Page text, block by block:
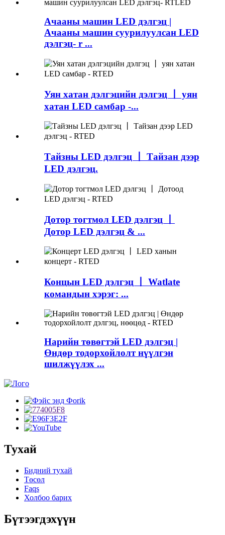
Ачааны машин LED дэлгэц |
Ачааны машин суурилуулсан LED
дэлгэц- r ...
Уян хатан дэлгэцийн дэлгэц 丨 уян
хатан LED самбар -...
Тайзны LED дэлгэц 丨 Тайзан дээр
LED дэлгэц.
Дотор тогтмол LED дэлгэц 丨
Дотор LED дэлгэц & ...
Концын LED дэлгэц 丨 Watlate
командын хэрэг: ...
Нарийн төвөгтэй LED дэлгэц |
Өндөр тодорхойлолт нүүлгэн
шилжүүлэх ...
Тухай
Бидний тухай
Төсөл
Faqs
Холбоо барих
Бүтээгдэхүүн